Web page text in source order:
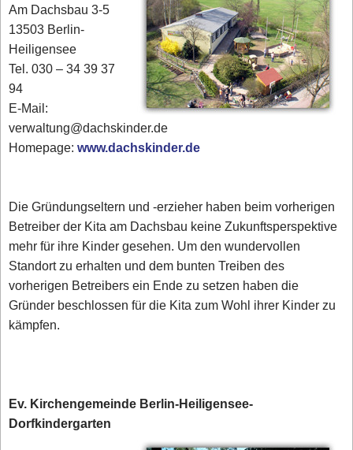
Am Dachsbau 3-5
13503 Berlin-
Heiligensee
Tel. 030 – 34 39 37
94
E-Mail:
verwaltung@dachskinder.de
Homepage:www.dachskinder.de
Die Gründungseltern und -erzieher haben beim vorherigen
Betreiber der Kita am Dachsbau keine Zukunftsperspektive
mehr für ihre Kinder gesehen. Um den wundervollen
Standort zu erhalten und dem bunten Treiben des
vorherigen Betreibers ein Ende zu setzen haben die
Gründer beschlossen für die Kita zum Wohl ihrer Kinder zu
kämpfen.
Ev. Kirchengemeinde Berlin-Heiligensee-
Dorfkindergarten